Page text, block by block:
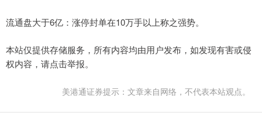
‌流通盘大于6亿‌：涨停封单在10万手以上称之强势。
本站仅提供存储服务，所有内容均由用户发布，如发现有害或侵
权内容，请点击举报。
美港通证券提示：文章来自网络，不代表本站观点。